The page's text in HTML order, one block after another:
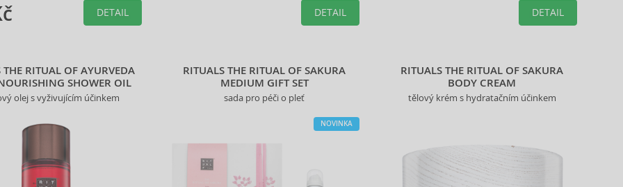
DETAIL DETAIL DETAIL
THE RITUAL OF AYURVEDA
SHOWER OIL
olej s vyživujícím účinkem
RITUALS THE RITUAL OF SAKURA
MEDIUM GIFT SET
sada pro péči o pleť
NOVINKA
RITUALS THE RITUAL OF SAKURA
BODY CREAM
tělový krém s hydratačním účinkem